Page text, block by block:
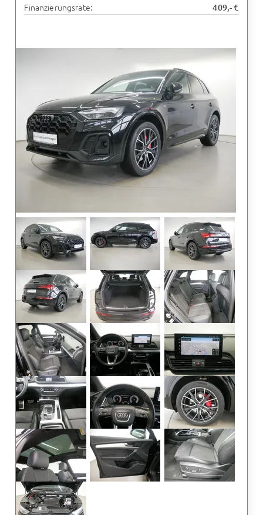
Finanzierungsrate: 409,- €